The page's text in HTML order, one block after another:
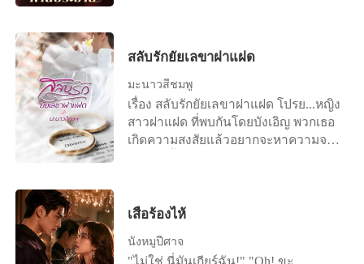
สลับรักยัยเลขาฝาแฝด
มะนาวสีชมพู
เรื่อง สลับรักยัยเลขาฝาแฝด โปรย...หญิง
สาวฝาแฝด ที่พบกันโดยบังเอิญ พวกเธอ
เกิดความสงสัยแล้วอยากจะหาความจริง
เดียวของคุณภูมิพัฒน์ กับ คุณศิริวรรณ
เป็นลูกสาวคนเดียว จึงต้องมาเรียนรู้งาน
เสือร้องไห้
นังหมูปีศาจ
"ไม่ใช่ นี่มันเกียร์ฉัน!" "Oh! ขะ ...